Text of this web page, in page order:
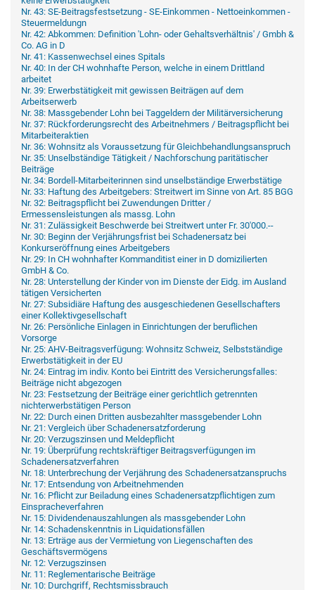
Nr. 43: SE-Beitragsfestsetzung - SE-Einkommen - Nettoeinkommen -
Steuermeldungn
Nr. 42: Abkommen: Definition 'Lohn- oder Gehaltsverhältnis' / Gmbh &
Co. AG in D
Nr. 41: Kassenwechsel eines Spitals
Nr. 40: In der CH wohnhafte Person, welche in einem Drittland
arbeitet
Nr. 39: Erwerbstätigkeit mit gewissen Beiträgen auf dem
Arbeitserwerb
Nr. 38: Massgebender Lohn bei Taggeldern der Militärversicherung
Nr. 37: Rückforderungsrecht des Arbeitnehmers / Beitragspflicht bei
Mitarbeiteraktien
Nr. 36: Wohnsitz als Voraussetzung für Gleichbehandlungsanspruch
Nr. 35: Unselbständige Tätigkeit / Nachforschung paritätischer
Beiträge
Nr. 34: Bordell-Mitarbeiterinnen sind unselbständige Erwerbstätige
Nr. 33: Haftung des Arbeitgebers: Streitwert im Sinne von Art. 85 BGG
Nr. 32: Beitragspflicht bei Zuwendungen Dritter /
Ermessensleistungen als massg. Lohn
Nr. 31: Zulässigkeit Beschwerde bei Streitwert unter Fr. 30'000.--
Nr. 30: Beginn der Verjährungsfrist bei Schadenersatz bei
Konkurseröffnung eines Arbeitgebers
Nr. 29: In CH wohnhafter Kommanditist einer in D domizilierten
GmbH & Co.
Nr. 28: Unterstellung der Kinder von im Dienste der Eidg. im Ausland
tätigen Versicherten
Nr. 27: Subsidiäre Haftung des ausgeschiedenen Gesellschafters
einer Kollektivgesellschaft
Nr. 26: Persönliche Einlagen in Einrichtungen der beruflichen
Vorsorge
Nr. 25: AHV-Beitragsverfügung: Wohnsitz Schweiz, Selbstständige
Erwerbstätigkeit in der EU
Nr. 24: Eintrag im indiv. Konto bei Eintritt des Versicherungsfalles:
Beiträge nicht abgezogen
Nr. 23: Festsetzung der Beiträge einer gerichtlich getrennten
nichterwerbstätigen Person
Nr. 22: Durch einen Dritten ausbezahlter massgebender Lohn
Nr. 21: Vergleich über Schadenersatzforderung
Nr. 20: Verzugszinsen und Meldepflicht
Nr. 19: Überprüfung rechtskräftiger Beitragsverfügungen im
Schadenersatzverfahren
Nr. 18: Unterbrechung der Verjährung des Schadenersatzanspruchs
Nr. 17: Entsendung von Arbeitnehmenden
Nr. 16: Pflicht zur Beiladung eines Schadenersatzpflichtigen zum
Einspracheverfahren
Nr. 15: Dividendenauszahlungen als massgebender Lohn
Nr. 14: Schadenskenntnis in Liquidationsfällen
Nr. 13: Erträge aus der Vermietung von Liegenschaften des
Geschäftsvermögens
Nr. 12: Verzugszinsen
Nr. 11: Reglementarische Beiträge
Nr. 10: Durchgriff, Rechtsmissbrauch